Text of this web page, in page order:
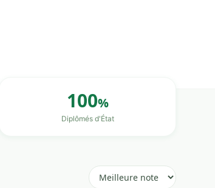
100%
Diplômés d'État